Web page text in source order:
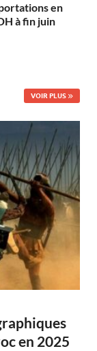
en
à fin juin
VOIR PLUS
en 2025